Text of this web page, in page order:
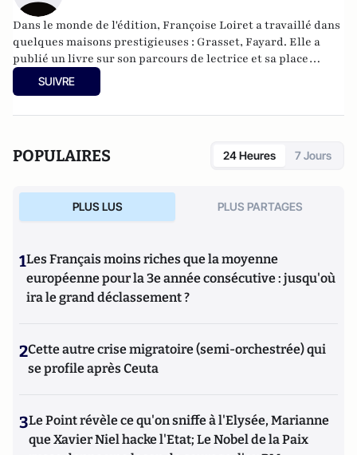
Dans le monde de l'édition, Françoise Loiret a travaillé dans
quelques maisons prestigieuses : Grasset, Fayard. Elle a
publié un livre sur son parcours de lectrice et sa place
amusante d’hôtesse d’accueil relatant les coulisses de la
fabrication d’un livre : De la lecture à l'écriture, dans les
SUIVRE
POPULAIRES 24 Heures 7 Jours
PLUS LUS PLUS PARTAGES
1Les Français moins riches que la moyenne
européenne pour la 3e année consécutive : jusqu'où
ira le grand déclassement ?
2Cette autre crise migratoire (semi-orchestrée) qui
se profile après Ceuta
3Le Point révèle ce qu'on sniffe à l'Elysée, Marianne
que Xavier Niel hacke l'Etat; Le Nobel de la Paix